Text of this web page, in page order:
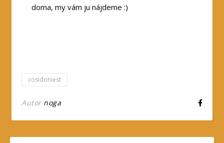
doma, my vám ju nájdeme :)
cosidoniest
Autor noga